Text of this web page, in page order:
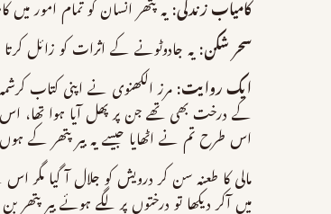
کامیاب زندگی: یہ پتھر انسان کو تمام امور
سحر شکن: یہ جادوٹونے کے اثرات کو زائل
ایک روایت: مرز الکھنوی نے اپنی کتاب
کے درخت بھی تھے جن پر پھل آیا ہوا تھا،
اس طرح تم نے اٹھایا جیسے یہ بیر پتھر کے
مالی کا طعنہ سن کر درویش کو جلال آ گیا
میں آکر دیکھا تو درختوں پر لگے ہوئے بیر پتھر